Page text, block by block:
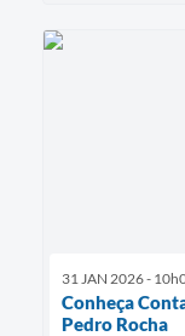
31 JAN 2026 -
Conheça
Pedro Rocha